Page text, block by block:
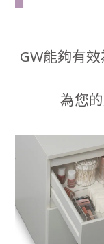
GW能夠有
為您